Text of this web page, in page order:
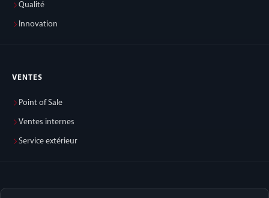
Qualité
Innovation
VENTES
Point of Sale
Ventes internes
Service extérieur